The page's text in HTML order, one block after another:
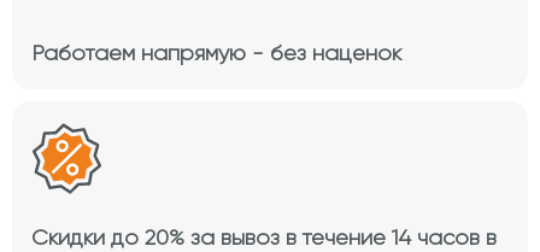
Работаем напрямую - без наценок
Скидки до 20% за вывоз в течение 14 часов в